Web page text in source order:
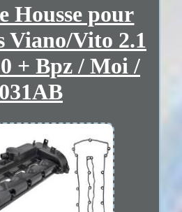
Housse pour
Viano/Vito 2.1
+ Bpz / Moi /
031AB